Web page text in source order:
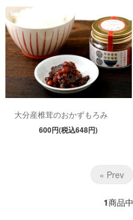
大分産椎茸のおかずもろみ
600円(税込648円)
« Prev
1商品中